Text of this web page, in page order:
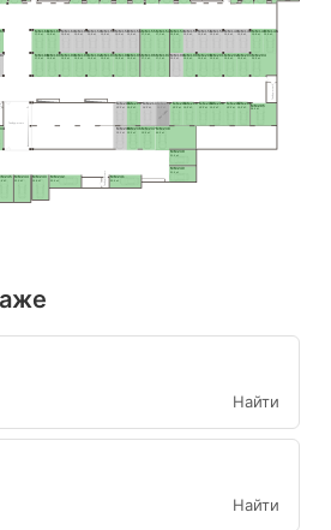
Тамбур-шлюз
Тамбур-шлюз
MM146
15.5 м²
MM147
15.9 м²
MM148
15.9 м²
MM149
15.9 м²
MM150
15.9 м²
MM151
15.9 м²
MM152
15.9 м²
MM153
15.5 м²
MM154
MM155
MM156
15.9 м²
MM157
15.9 м²
MM158
15.9 м²
MM159
15.9 м²
MM160
15.9 м²
MM161
15.9 м²
MM162
15.9 м²
MM163
17.0 м²
MM188
17.0 м²
MM189
15.9 м²
MM190
15.9 м²
MM191
15.9 м²
MM192
15.9 м²
MM193
15.9 м²
MM194
15.9 м²
MM195
15.5 м²
MM196MM197 MM198
15.5 м²
MM199
15.9 м²
MM200
15.9 м²
MM201
15.9 м²
MM202
15.9 м²
MM203
15.9 м²
MM204
30.5 м²
MM205
28.9 м²
MM206
15.0 м²
MM207
15.0 м²
MM208
15.0 м²
MM209
15.0 м²
MM210
15.0 м²
MM211
15.0 м²
MM212
MM213
16.5 м²
MM214
15.0 м²
MM215
15.0 м²
MM235MM236
15.0 м²
MM237
15.9 м²
MM238
MM239
MM240
MM241
22.9 м²
MM242
22.9 м²
MM243
19.8 м²
MM244
22.2 м²
м²
Вы здесь
Найти
Найти